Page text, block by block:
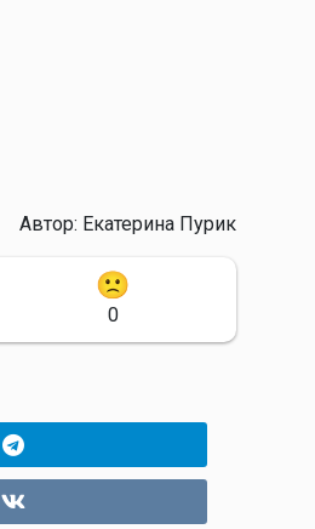
Автор: Екатерина Пурик
0